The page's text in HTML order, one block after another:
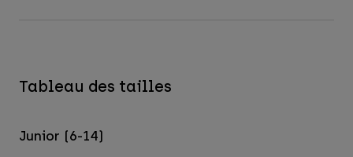
Tableau des tailles
Junior (6-14)